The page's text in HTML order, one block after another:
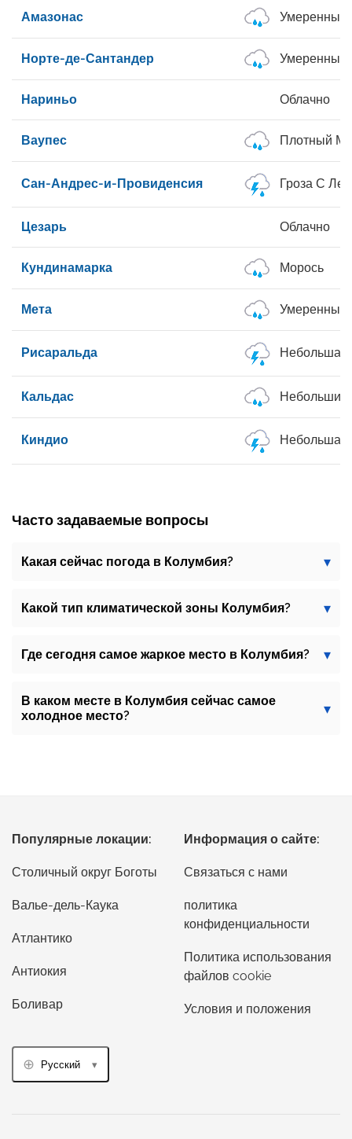
Амазонас Умеренные
Норте-де-Сантандер Умеренный
Нариньо Облачно
Ваупес Плотный
Сан-Андрес-и-Провиденсия Гроза С
Цезарь Облачно
Кундинамарка Морось
Мета Умеренные
Рисаральда Небольшая
Кальдас Небольшие
Киндио Небольшая
Часто задаваемые вопросы
Какая сейчас погода в Колумбия?
Какой тип климатической зоны Колумбия?
Где сегодня самое жаркое место в Колумбия?
В каком месте в Колумбия сейчас самое
холодное место?
Популярные локации:
Столичный округ Боготы
Валье-дель-Каука
Атлантико
Антиокия
Боливар
Информация о сайте:
Связаться с нами
политика
конфиденциальности
Политика использования
файлов cookie
Условия и положения
Русский